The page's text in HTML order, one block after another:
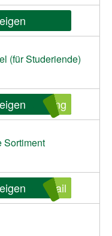
(für Studeriende)
ung
Sortiment
ail